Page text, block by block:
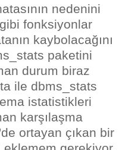
nedenini
fonksiyonlar
kaybolacağını
paketini
durum biraz
ile dbms_stats
istatistikleri
karşılaşma
ortayan çıkan bir